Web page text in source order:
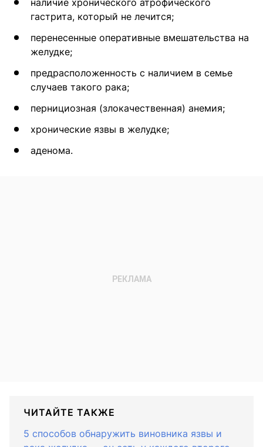
гастрита, который не лечится;
перенесенные оперативные вмешательства на
желудке;
предрасположенность с наличием в семье
случаев такого рака;
пернициозная (злокачественная) анемия;
хронические язвы в желудке;
аденома.
ЧИТАЙТЕ ТАКЖЕ
5 способов обнаружить виновника язвы и